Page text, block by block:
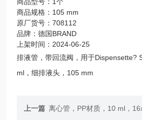
商品规格：105 mm
原厂货号：708112
品牌：德国BRAND
上架时间：2024-06-25
排液管，带回流阀，用于Dispensette?
ml，细排液头，105 mm
上一篇 离心管，PP材质，10 ml，